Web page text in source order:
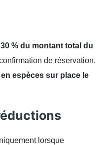
30 % du montant total du
de réservation.
en espèces sur place le
lorsque